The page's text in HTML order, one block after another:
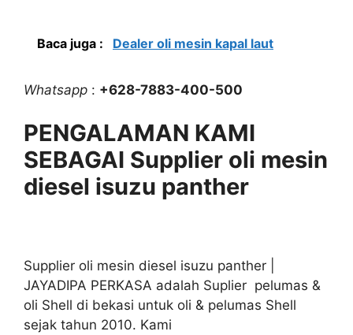
Baca juga : Dealer oli mesin kapal laut
Whatsapp : +628-7883-400-500
PENGALAMAN KAMI
SEBAGAI Supplier oli mesin
diesel isuzu panther
Supplier oli mesin diesel isuzu panther |
JAYADIPA PERKASA adalah Suplier pelumas &
oli Shell di bekasi untuk oli & pelumas Shell
sejak tahun 2010. Kami